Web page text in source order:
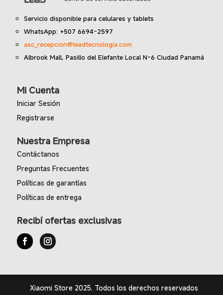
Servicio disponible para celulares y tablets
WhatsApp: +507 6694-2597
asc_recepcion@leadtecnologia.com
Albrook Mall, Pasillo del Elefante Local N-6 Ciudad Panamá
Mi Cuenta
Iniciar Sesión
Registrarse
Nuestra Empresa
Contáctanos
Preguntas Frecuentes
Políticas de garantías
Políticas de entrega
Recibí ofertas exclusivas
Xiaomi Store 2025. Todos los derechos reservados